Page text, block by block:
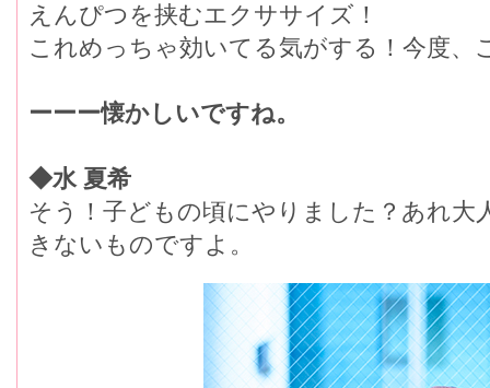
えんぴつを挟むエクササイズ！
これめっちゃ効いてる気がする！今度、
ーーー懐かしいですね。
◆水 夏希
そう！子どもの頃にやりました？あれ大
きないものですよ。